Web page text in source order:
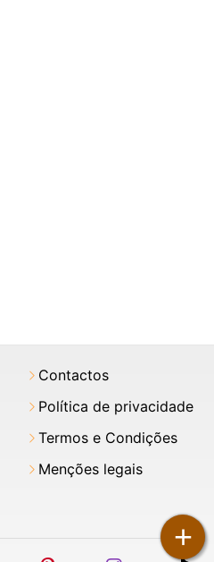
+
Contactos
Política de privacidade
Termos e Condições
Menções legais